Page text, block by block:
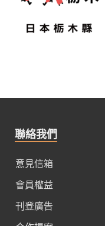
聯絡我們
意見信箱
會員權益
刊登廣告